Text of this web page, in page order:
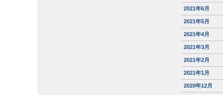
2021年6月
2021年5月
2021年4月
2021年3月
2021年2月
2021年1月
2020年12月